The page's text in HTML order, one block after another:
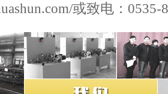
或致电：